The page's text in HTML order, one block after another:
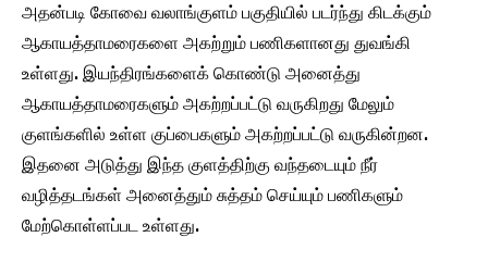
அதன்படி கோவை வலாங்குளம் பகுதியில் படர்ந்து கிடக்கும்
ஆகாயத்தாமரைகளை அகற்றும் பணிகளானது துவங்கி
உள்ளது. இயந்திரங்களைக் கொண்டு அனைத்து
ஆகாயத்தாமரைகளும் அகற்றப்பட்டு வருகிறது மேலும்
குளங்களில் உள்ள குப்பைகளும் அகற்றப்பட்டு வருகின்றன.
இதனை அடுத்து இந்த குளத்திற்கு வந்தடையும் நீர்
வழித்தடங்கள் அனைத்தும் சுத்தம் செய்யும் பணிகளும்
மேற்கொள்ளப்பட உள்ளது.